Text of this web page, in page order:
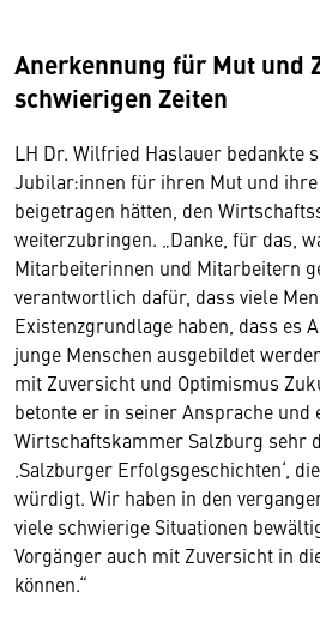
Anerkennung für Mut und
schwierigen Zeiten
LH Dr. Wilfried Haslauer bedankte
Jubilar:innen für ihren Mut und
beigetragen hätten, den
weiterzubringen. „Danke, für das,
Mitarbeiterinnen und Mitarbeitern
verantwortlich dafür, dass viele
Existenzgrundlage haben, dass es
junge Menschen ausgebildet
mit Zuversicht und Optimismus
betonte er in seiner Ansprache und
Wirtschaftskammer Salzburg sehr
‚Salzburger Erfolgsgeschichten‘,
würdigt. Wir haben in den
viele schwierige Situationen
Vorgänger auch mit Zuversicht in
können.“